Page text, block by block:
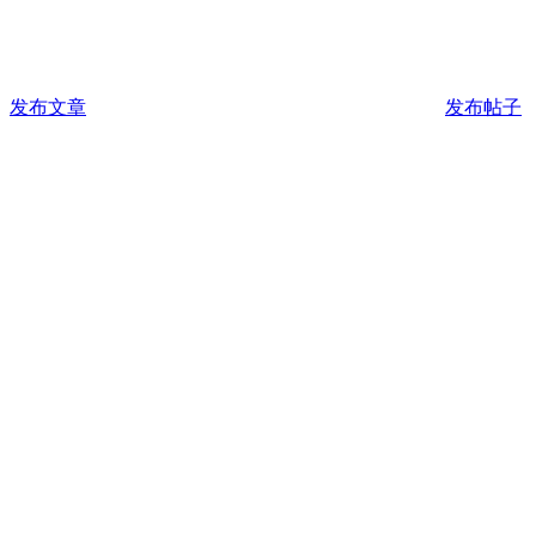
发布文章 发布帖子